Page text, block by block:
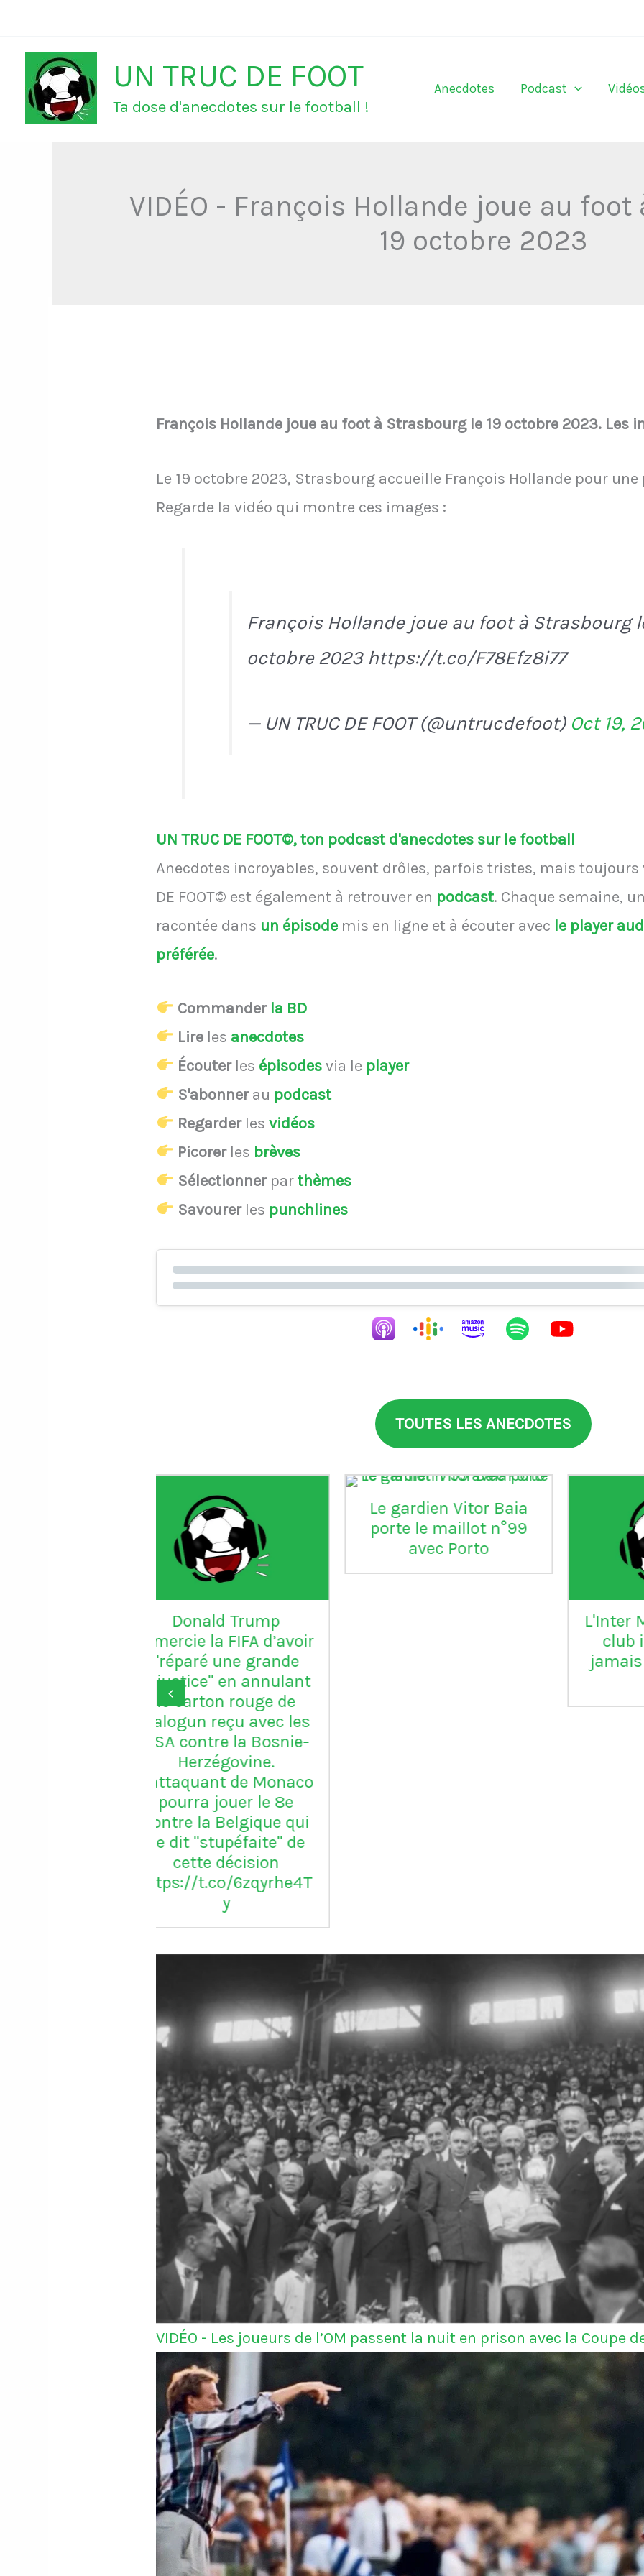
contenu
UN TRUC DE FOOT
Ta dose d'anecdotes sur le football !
Anecdotes Podcast
VIDÉO - François Hollande joue au
19 octobre 2023
François Hollande joue au foot à Strasbourg le 19 octobre 2023. Les
Le 19 octobre 2023, Strasbourg accueille François Hollande pour
Regarde la vidéo qui montre ces images :
François Hollande joue au foot à Strasbourg
octobre 2023 https://t.co/F78Efz8i77
— UN TRUC DE FOOT (@untrucdefoot) Oct 19,
UN TRUC DE FOOT©, ton podcast d'anecdotes sur le football
Anecdotes incroyables, souvent drôles, parfois tristes, mais toujours
DE FOOT© est également à retrouver en podcast. Chaque semaine,
racontée dans un épisode mis en ligne et à écouter avec le player
préférée.
Commander la BD
Lire les anecdotes
Écouterles épisodesvia le player
S'abonnerau podcast
Regarderlesvidéos
Picorerles brèves
Sélectionnerparthèmes
Savourerles punchlines
TOUTES LES ANECDOTES
Le gardien Vitor Baia
porte le maillot n°99
avec Porto
‹
VIDÉO - Les joueurs de l’OM passent la nuit en prison avec la Coupe